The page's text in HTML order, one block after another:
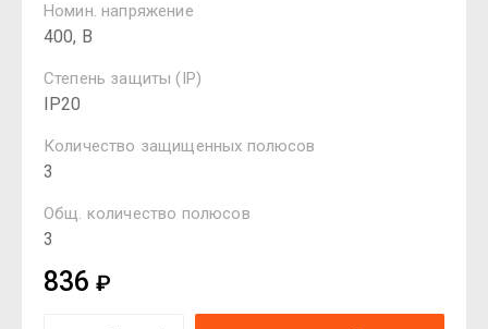
Номин. напряжение
400, В
Степень защиты (IP)
IP20
Количество защищенных полюсов
3
Общ. количество полюсов
3
836 ₽